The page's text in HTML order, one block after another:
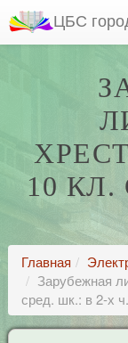
ЦБС
10
Главная
Зарубежная
сред. шк.: в 2-х